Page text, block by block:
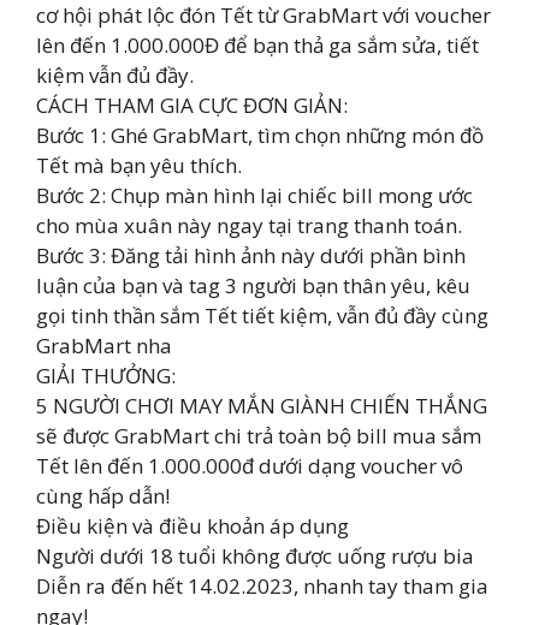
cơ hội phát lộc đón Tết từ GrabMart với voucher
lên đến 1.000.000Đ để bạn thả ga sắm sửa, tiết
kiệm vẫn đủ đầy.
CÁCH THAM GIA CỰC ĐƠN GIẢN:
Bước 1: Ghé GrabMart, tìm chọn những món đồ
Tết mà bạn yêu thích.
Bước 2: Chụp màn hình lại chiếc bill mong ước
cho mùa xuân này ngay tại trang thanh toán.
Bước 3: Đăng tải hình ảnh này dưới phần bình
luận của bạn và tag 3 người bạn thân yêu, kêu
gọi tinh thần sắm Tết tiết kiệm, vẫn đủ đầy cùng
GrabMart nha
GIẢI THƯỞNG:
5 NGƯỜI CHƠI MAY MẮN GIÀNH CHIẾN THẮNG
sẽ được GrabMart chi trả toàn bộ bill mua sắm
Tết lên đến 1.000.000đ dưới dạng voucher vô
cùng hấp dẫn!
Điều kiện và điều khoản áp dụng
Người dưới 18 tuổi không được uống rượu bia
Diễn ra đến hết 14.02.2023, nhanh tay tham gia
ngay!